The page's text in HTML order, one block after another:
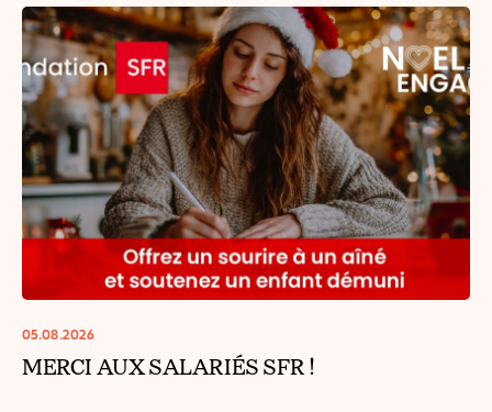
05.08.2026
MERCI AUX SALARIÉS SFR !